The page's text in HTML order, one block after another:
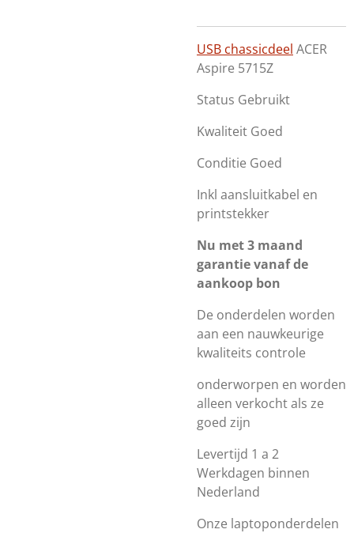
USB chassicdeel ACER
Aspire 5715Z
Status Gebruikt
Kwaliteit Goed
Conditie Goed
Inkl aansluitkabel en
printstekker
Nu met 3 maand
garantie vanaf de
aankoop bon
De onderdelen worden
aan een nauwkeurige
kwaliteits controle
onderworpen en worden
alleen verkocht als ze
goed zijn
Levertijd 1 a 2
Werkdagen binnen
Nederland
Onze laptoponderdelen